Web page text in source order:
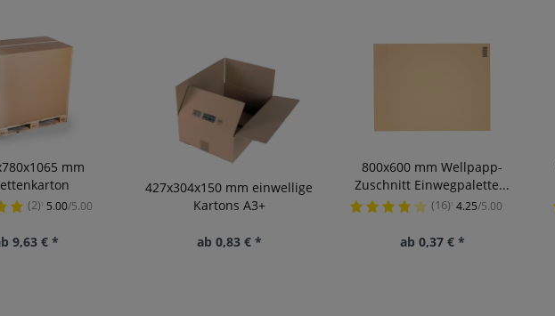
mm
(2)¹ 5.00/5.00
9,63 € *
427x304x150 mm einwellige
Kartons A3+
ab 0,83 € *
800x600 mm Wellpapp-
Zuschnitt Einwegpalette...
(16)¹ 4.25/5.00
ab 0,37 € *